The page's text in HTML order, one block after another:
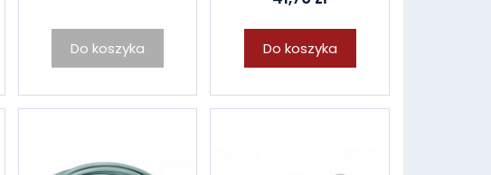
Do koszyka Do koszyka